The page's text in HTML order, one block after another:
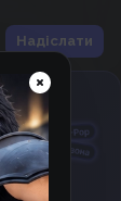
Надіслати